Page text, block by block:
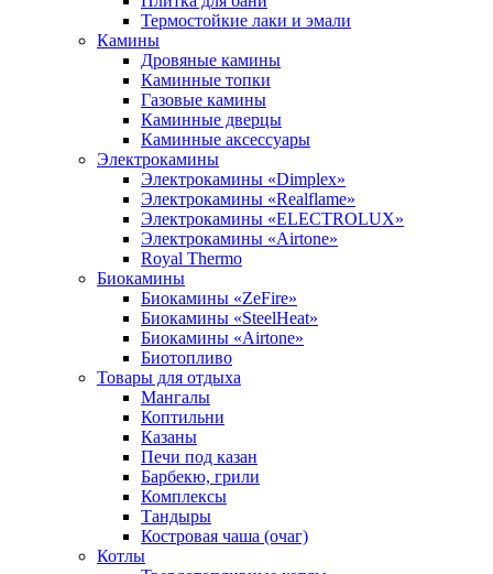
Термостойкие лаки и эмали
Камины
Дровяные камины
Каминные топки
Газовые камины
Каминные дверцы
Каминные аксессуары
Электрокамины
Электрокамины «Dimplex»
Электрокамины «Realflame»
Электрокамины «ELECTROLUX»
Электрокамины «Airtone»
Royal Thermo
Биокамины
Биокамины «ZeFire»
Биокамины «SteelHeat»
Биокамины «Airtone»
Биотопливо
Товары для отдыха
Мангалы
Коптильни
Казаны
Печи под казан
Барбекю, грили
Комплексы
Тандыры
Костровая чаша (очаг)
Котлы